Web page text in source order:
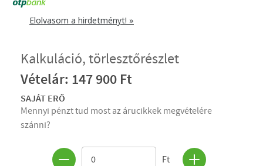
Elolvasom a hirdetményt! »